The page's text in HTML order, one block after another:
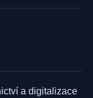
a digitalizace